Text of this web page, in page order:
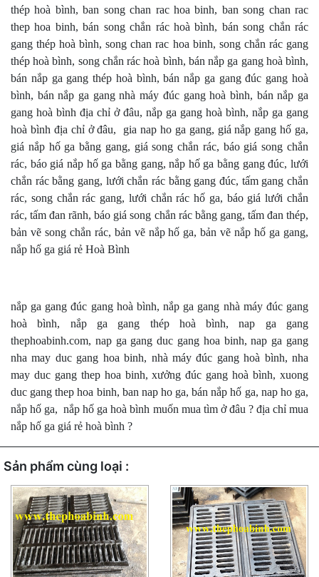
thép hoà bình, ban song chan rac hoa binh, ban song chan rac
thep hoa binh, bán song chắn rác hoà bình, bán song chắn rác
gang thép hoà bình, song chan rac hoa binh, song chắn rác gang
thép hoà bình, song chắn rác hoà bình, bán nắp ga gang hoà bình,
bán nắp ga gang thép hoà bình, bán nắp ga gang đúc gang hoà
bình, bán nắp ga gang nhà máy đúc gang hoà bình, bán nắp ga
gang hoà bình địa chỉ ở đâu, nắp ga gang hoà bình, nắp ga gang
hoà bình địa chỉ ở đâu, gia nap ho ga gang, giá nắp gang hố ga,
giá nắp hố ga bằng gang, giá song chắn rác, báo giá song chắn
rác, báo giá nắp hố ga bằng gang, nắp hố ga bằng gang đúc, lưới
chắn rác bằng gang, lưới chắn rác bằng gang đúc, tấm gang chắn
rác, song chắn rác gang, lưới chắn rác hố ga, báo giá lưới chắn
rác, tấm đan rãnh, báo giá song chắn rác bằng gang, tấm đan thép,
bản vẽ song chắn rác, bản vẽ nắp hố ga, bản vẽ nắp hố ga gang,
nắp hố ga giá rẻ Hoà Bình
nắp ga gang đúc gang hoà bình, nắp ga gang nhà máy đúc gang
hoà bình, nắp ga gang thép hoà bình, nap ga gang
thephoabinh.com, nap ga gang duc gang hoa binh, nap ga gang
nha may duc gang hoa binh, nhà máy đúc gang hoà bình, nha
may duc gang thep hoa binh, xưởng đúc gang hoà bình, xuong
duc gang thep hoa binh, ban nap ho ga, bán nắp hố ga, nap ho ga,
nắp hố ga, nắp hố ga hoà bình muốn mua tìm ở đâu ? địa chỉ mua
nắp hố ga giá rẻ hoà bình ?
Sản phẩm cùng loại :